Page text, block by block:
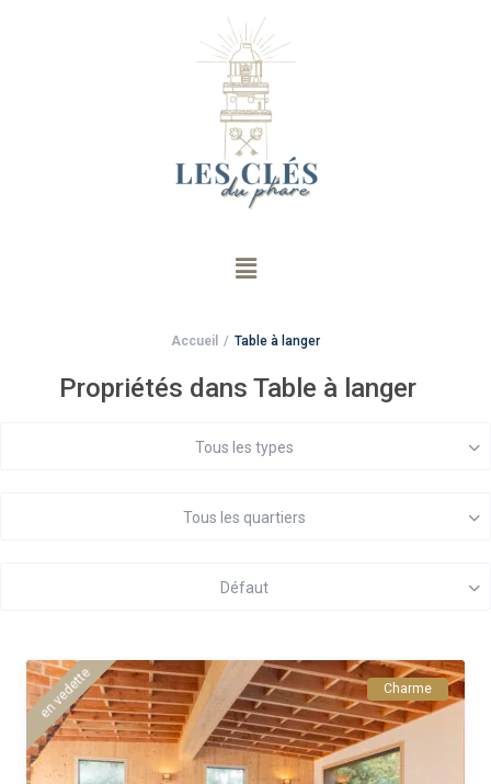
Accueil Table à langer
Propriétés dans Table à langer
Tous les types
Tous les quartiers
Défaut
en vedette Charme